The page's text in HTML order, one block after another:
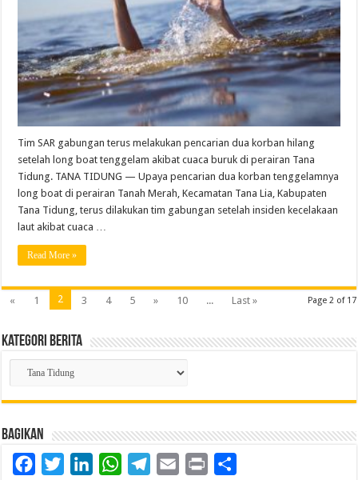
Tim SAR gabungan terus melakukan pencarian dua korban hilang
setelah long boat tenggelam akibat cuaca buruk di perairan Tana
Tidung. TANA TIDUNG — Upaya pencarian dua korban tenggelamnya
long boat di perairan Tanah Merah, Kecamatan Tana Lia, Kabupaten
Tana Tidung, terus dilakukan tim gabungan setelah insiden kecelakaan
laut akibat cuaca …
Read More »
Page 2 of 17
« 1 2 3 4 5 » 10 ... Last »
Kategori Berita
Kategori
Berita
Bagikan
FacebookTwitterLinkedInWhatsAppTelegram
Email Print